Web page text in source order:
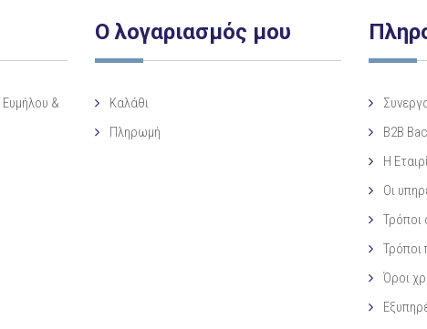
&
Ο λογαριασμός μου
Καλάθι
Πληρωμή
B2B
Η
Οι
Τρόποι
Τρόποι
Όροι